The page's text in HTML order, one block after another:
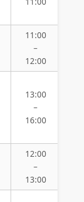
11:00
–
12:00
13:00
–
16:00
12:00
–
13:00